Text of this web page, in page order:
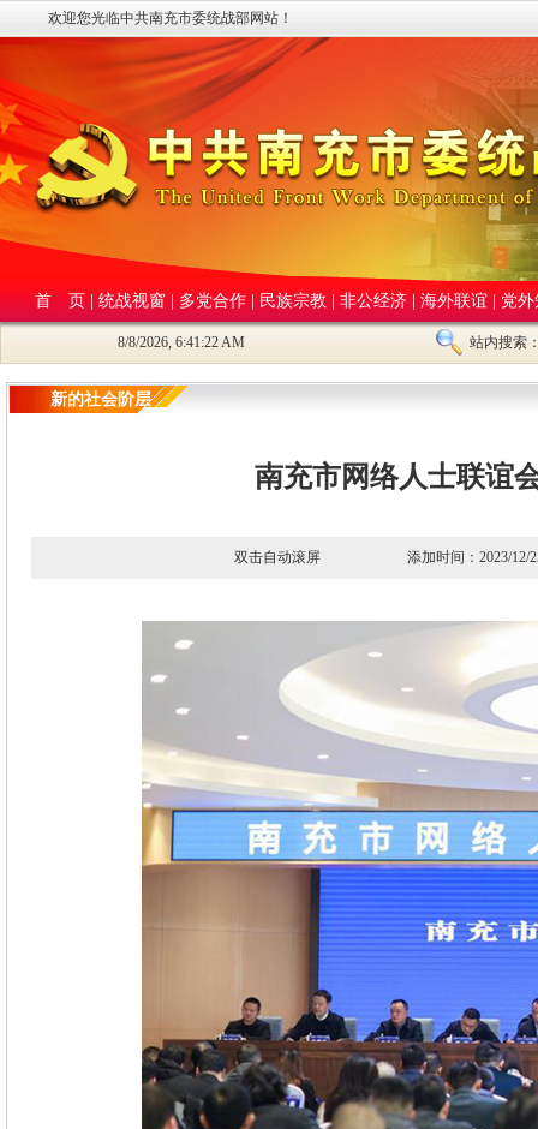
欢迎您光临中共南充市委统战部网站！
首 页 |统战视窗 多党合作 民族宗教 |非公经济 |海外联谊 党
8/8/2026, 6:41:22 AM 站内搜索
新的社会阶层
南充市网络人士联谊
双击自动滚屏 添加时间：